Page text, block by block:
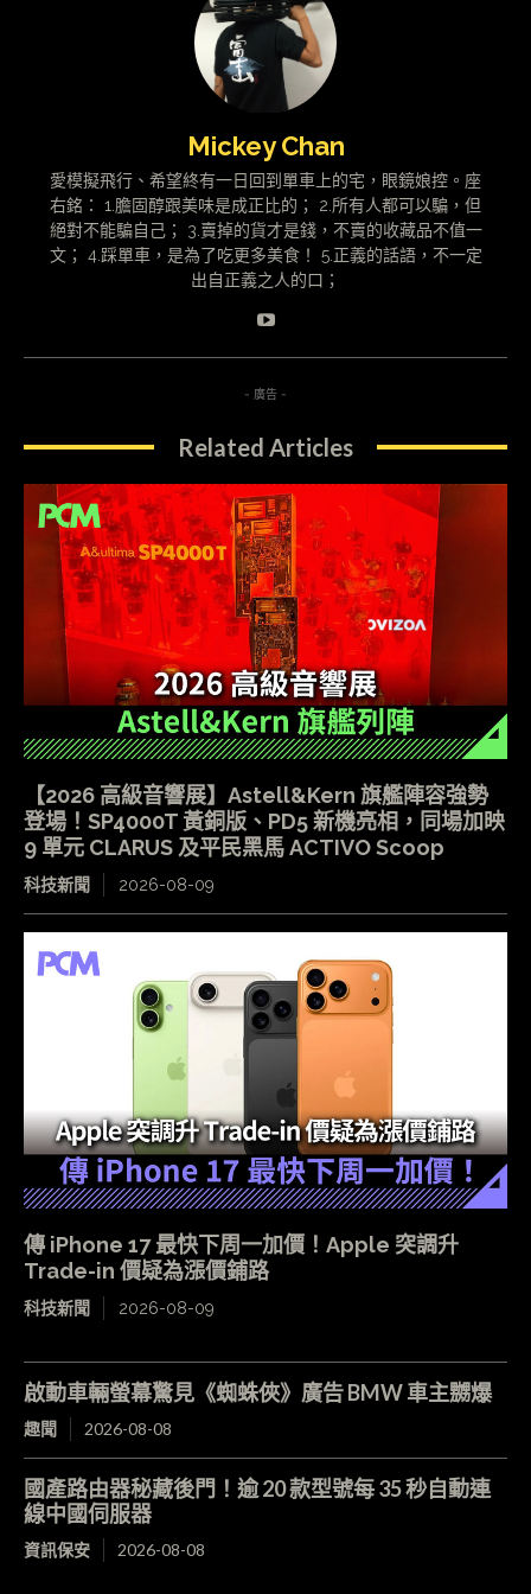
Mickey Chan
愛模擬飛行、希望終有一日回到單車上的宅，眼鏡娘控。座
右銘： 1.膽固醇跟美味是成正比的； 2.所有人都可以騙，但
絕對不能騙自己； 3.賣掉的貨才是錢，不賣的收藏品不值一
文； 4.踩單車，是為了吃更多美食！ 5.正義的話語，不一定
出自正義之人的口；
- 廣告 -
Related Articles
【2026 高級音響展】Astell&Kern 旗艦陣容強勢
登場！SP4000T 黃銅版、PD5 新機亮相，同場加映
9 單元 CLARUS 及平民黑馬 ACTIVO Scoop
科技新聞 2026-08-09
傳 iPhone 17 最快下周一加價！Apple 突調升
Trade-in 價疑為漲價鋪路
科技新聞 2026-08-09
啟動車輛螢幕驚見《蜘蛛俠》廣告 BMW 車主嬲爆
趣聞 2026-08-08
國產路由器秘藏後門！逾 20 款型號每 35 秒自動連
線中國伺服器
資訊保安 2026-08-08